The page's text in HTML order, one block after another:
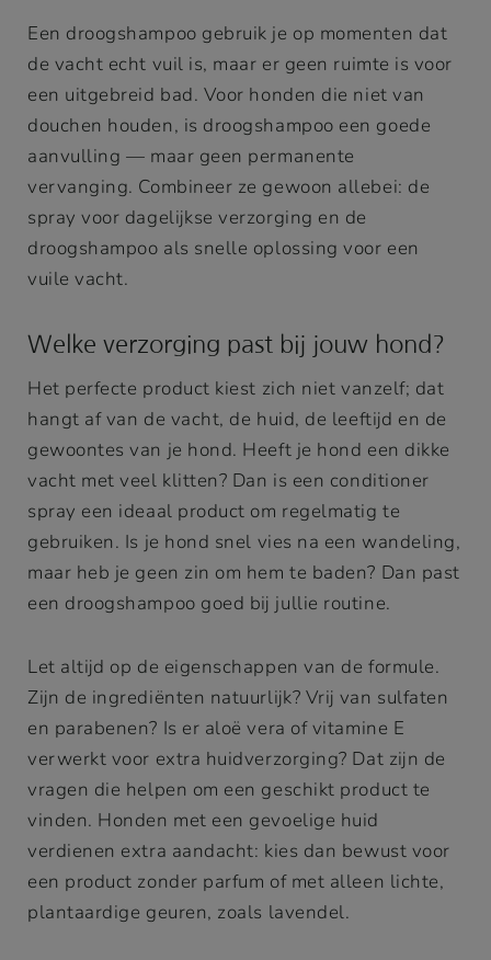
Een droogshampoo gebruik je op momenten dat
de vacht echt vuil is, maar er geen ruimte is voor
een uitgebreid bad. Voor honden die niet van
douchen houden, is droogshampoo een goede
aanvulling — maar geen permanente
vervanging. Combineer ze gewoon allebei: de
spray voor dagelijkse verzorging en de
droogshampoo als snelle oplossing voor een
vuile vacht.
Welke verzorging past bij jouw hond?
Het perfecte product kiest zich niet vanzelf; dat
hangt af van de vacht, de huid, de leeftijd en de
gewoontes van je hond. Heeft je hond een dikke
vacht met veel klitten? Dan is een conditioner
spray een ideaal product om regelmatig te
gebruiken. Is je hond snel vies na een wandeling,
maar heb je geen zin om hem te baden? Dan past
een droogshampoo goed bij jullie routine.
Let altijd op de eigenschappen van de formule.
Zijn de ingrediënten natuurlijk? Vrij van sulfaten
en parabenen? Is er aloë vera of vitamine E
verwerkt voor extra huidverzorging? Dat zijn de
vragen die helpen om een geschikt product te
vinden. Honden met een gevoelige huid
verdienen extra aandacht: kies dan bewust voor
een product zonder parfum of met alleen lichte,
plantaardige geuren, zoals lavendel.